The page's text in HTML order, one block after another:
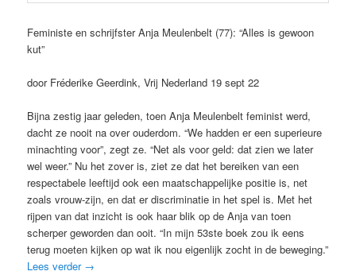
Feministe en schrijfster Anja Meulenbelt (77): “Alles is gewoon
kut”
door Fréderike Geerdink, Vrij Nederland 19 sept 22
Bijna zestig jaar geleden, toen Anja Meulenbelt feminist werd,
dacht ze nooit na over ouderdom. “We hadden er een superieure
minachting voor”, zegt ze. “Net als voor geld: dat zien we later
wel weer.” Nu het zover is, ziet ze dat het bereiken van een
respectabele leeftijd ook een maatschappelijke positie is, net
zoals vrouw-zijn, en dat er discriminatie in het spel is. Met het
rijpen van dat inzicht is ook haar blik op de Anja van toen
scherper geworden dan ooit. “In mijn 53ste boek zou ik eens
terug moeten kijken op wat ik nou eigenlijk zocht in de beweging.”
Lees verder →